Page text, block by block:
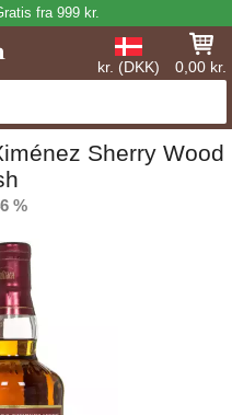
fra 999 kr.
kr. (DKK) 0,00 kr.
Sherry Wood
%